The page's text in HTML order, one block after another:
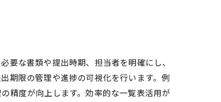
な書類や提出時期、担当者を明確にし、
期限の管理や進捗の可視化を行います。例
精度が向上します。効率的な一覧表活用が